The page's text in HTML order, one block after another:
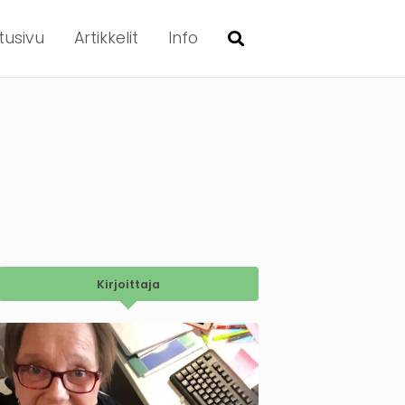
Artikkelit Info
Kirjoittaja